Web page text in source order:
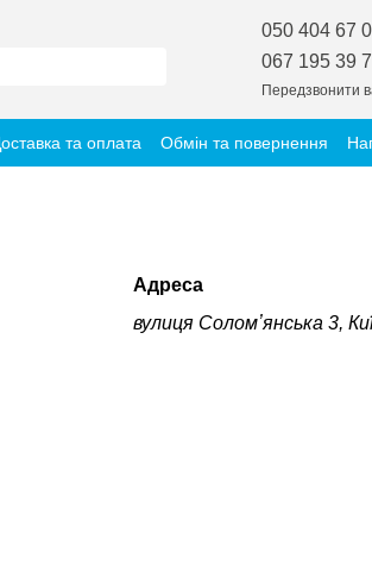
050 404 67
067 195 39
Передзвонити
та оплата Обмін та повернення
Адреса
вулиця Соломʼянська 3,